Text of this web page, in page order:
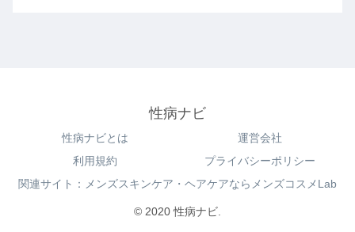
性病ナビ
性病ナビとは
運営会社
利用規約
プライバシーポリシー
関連サイト：メンズスキンケア・ヘアケアならメンズコスメLab
© 2020 性病ナビ.